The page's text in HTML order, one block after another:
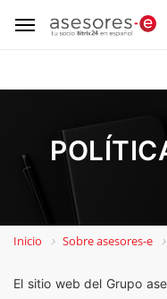
Inicio Sobre asesores-e
El sitio web del Grupo